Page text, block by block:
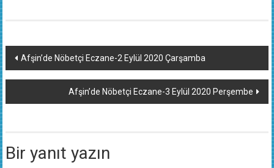
Yazı
dolaşımı
Afşin’de Nöbetçi Eczane-2 Eylül 2020 Çarşamba
Afşin’de Nöbetçi Eczane-3 Eylül 2020 Perşembe
Bir yanıt yazın